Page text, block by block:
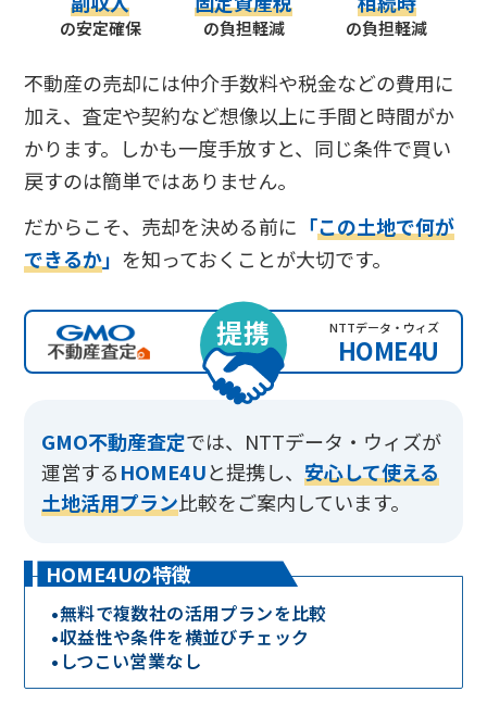
の安定確保 の負担軽減 の負担軽減
不動産の売却には仲介手数料や税金などの費用に
加え、査定や契約など想像以上に手間と時間がか
かります。しかも一度手放すと、同じ条件で買い
戻すのは簡単ではありません。
だからこそ、売却を決める前に 「この土地で何が
できるか」 を知っておくことが大切です。
NTTデータ・ウィズ
HOME4U
提携
GMO不動産査定では、 NTTデータ・ウィズが
運営するHOME4Uと提携し、安心して使える
土地活用プラン比較をご案内しています。
HOME4Uの特徴
•無料で複数社の活用プランを比較
•収益性や条件を横並びチェック
• しつこい営業なし